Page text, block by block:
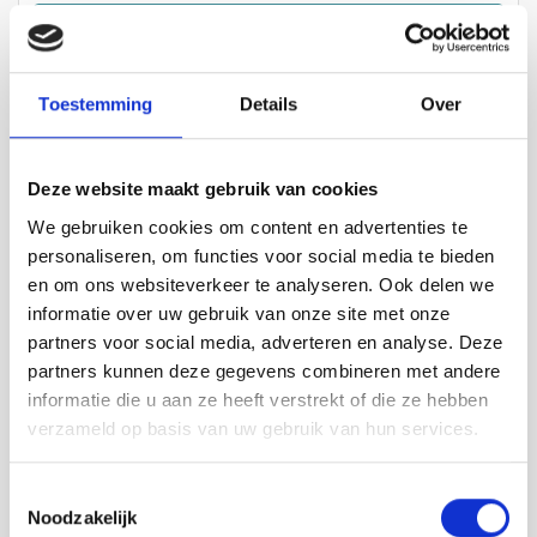
Toestemming Details Over
Deze website maakt gebruik van cookies
We gebruiken cookies om content en advertenties te
personaliseren, om functies voor social media te bieden
en om ons websiteverkeer te analyseren. Ook delen we
informatie over uw gebruik van onze site met onze
partners voor social media, adverteren en analyse. Deze
partners kunnen deze gegevens combineren met andere
informatie die u aan ze heeft verstrekt of die ze hebben
verzameld op basis van uw gebruik van hun services.
Noodzakelijk
Molecaten Park Hoogduin